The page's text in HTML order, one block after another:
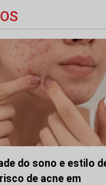
do sono e estilo
de acne em